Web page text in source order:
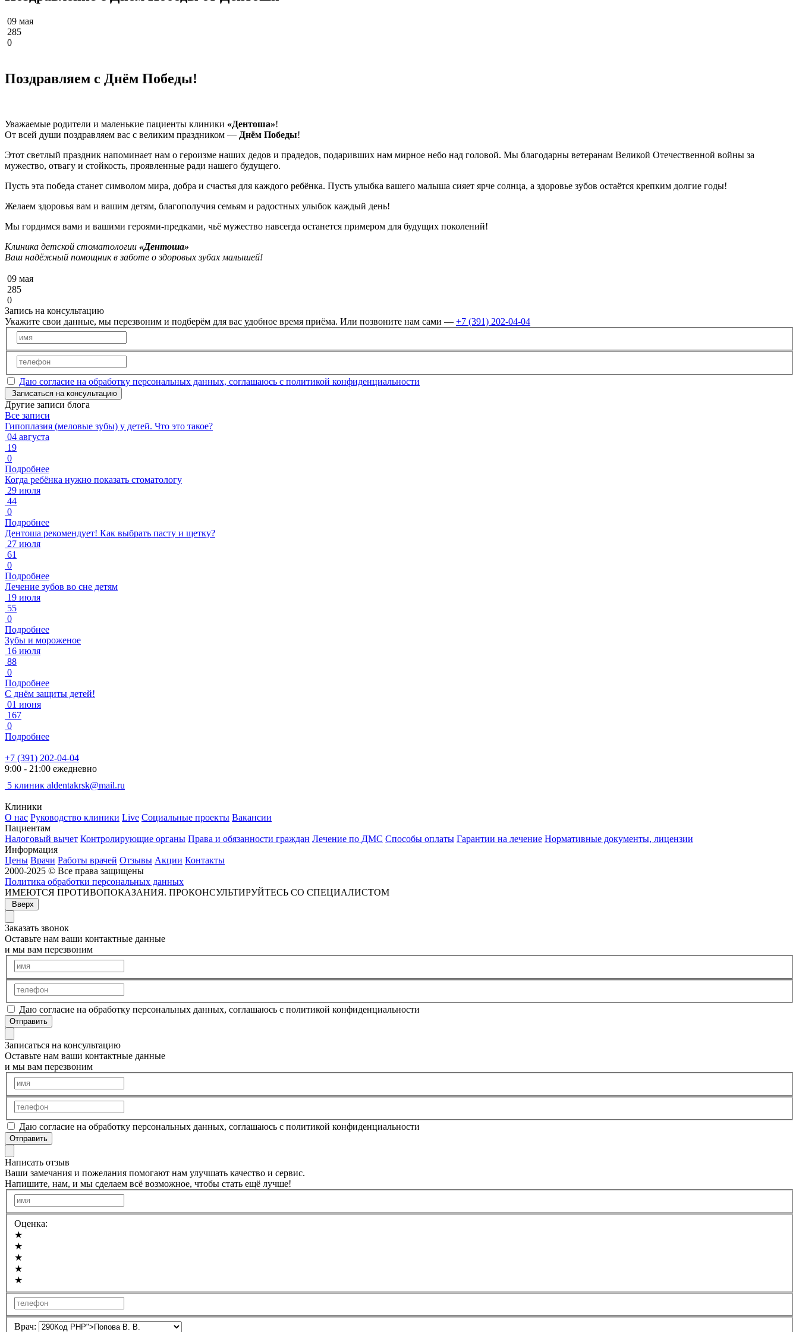
09 мая
285
0
Поздравляем с Днём Победы!
Уважаемые родители и маленькие пациенты клиники «Дентоша»!
От всей души поздравляем вас с великим праздником — Днём Победы!
Этот светлый праздник напоминает нам о героизме наших дедов и прадедов, подаривших нам мирное небо над головой. Мы благодарны ветеранам Великой Отечественной войны за
мужество, отвагу и стойкость, проявленные ради нашего будущего.
Пусть эта победа станет символом мира, добра и счастья для каждого ребёнка. Пусть улыбка вашего малыша сияет ярче солнца, а здоровье зубов остаётся крепким долгие годы!
Желаем здоровья вам и вашим детям, благополучия семьям и радостных улыбок каждый день!
Мы гордимся вами и вашими героями-предками, чьё мужество навсегда останется примером для будущих поколений!
Клиника детской стоматологии «Дентоша»
Ваш надёжный помощник в заботе о здоровых зубах малышей!
09 мая
285
0
Запись на консультацию
Укажите свои данные, мы перезвоним и подберём для вас удобное время приёма. Или позвоните нам сами — +7 (391) 202-04-04
Даю согласие на обработку персональных данных, соглашаюсь с политикой конфиденциальности
Записаться на консультацию
Другие записи блога
Все записи
Гипоплазия (меловые зубы) у детей. Что это такое?
04 августа
19
0
Подробнее
Когда ребёнка нужно показать стоматологу
29 июля
44
0
Подробнее
Дентоша рекомендует! Как выбрать пасту и щетку?
27 июля
61
0
Подробнее
Лечение зубов во сне детям
19 июля
55
0
Подробнее
Зубы и мороженое
16 июля
88
0
Подробнее
С днём защиты детей!
01 июня
167
0
Подробнее
+7 (391) 202-04-04
9:00 - 21:00 ежедневно
5 клиник aldentakrsk@mail.ru
Клиники
О нас Руководство клиники Live Социальные проекты Вакансии
Пациентам
Налоговый вычет Контролирующие органы Права и обязанности граждан Лечение по ДМС Способы оплаты Гарантии на лечение Нормативные документы, лицензии
Информация
Цены Врачи Работы врачей Отзывы Акции Контакты
2000-2025 © Все права защищены
Политика обработки персональных данных
ИМЕЮТСЯ ПРОТИВОПОКАЗАНИЯ. ПРОКОНСУЛЬТИРУЙТЕСЬ СО СПЕЦИАЛИСТОМ
Вверх
Заказать звонок
Оставьте нам ваши контактные данные
и мы вам перезвоним
Даю согласие на обработку персональных данных, соглашаюсь с политикой конфиденциальности
Отправить
Записаться на консультацию
Оставьте нам ваши контактные данные
и мы вам перезвоним
Даю согласие на обработку персональных данных, соглашаюсь с политикой конфиденциальности
Отправить
Написать отзыв
Ваши замечания и пожелания помогают нам улучшать качество и сервис.
Напишите, нам, и мы сделаем всё возможное, чтобы стать ещё лучше!
Оценка:
★
★
★
★
★
Врач: